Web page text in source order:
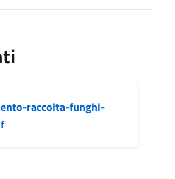
raccolta-funghi-